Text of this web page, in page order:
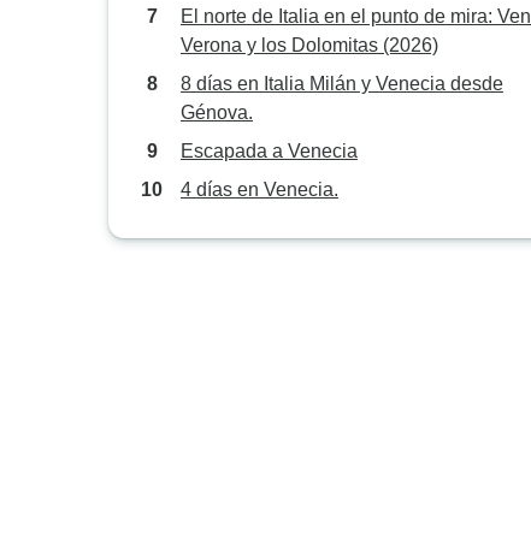
El norte de Italia en el punto de mira:
Verona y los Dolomitas (2026)
8 días en Italia Milán y Venecia desde
Génova.
Escapada a Venecia
4 días en Venecia.